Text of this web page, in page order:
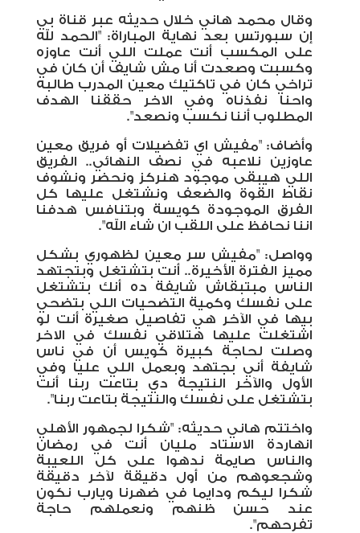
وقال محمد هاني خلال حديثه عبر قناة بي
إن سبورتس بعد نهاية المباراة: "الحمد لله
على المكسب أنت عملت اللي أنت عاوزه
وكسبت وصعدت أنا مش شايف أن كان في
تراخي كان في تاكتيك معين المدرب طالبه
واحنا نفذناه وفي الاخر حققنا الهدف
المطلوب أننا نكسب ونصعد".
وأضاف: "مفيش اي تفضيلات أو فريق معين
عاوزين نلاعبه في نصف النهائي.. الفريق
اللي هيبقى موجود هنركز ونحضر ونشوف
نقاط القوة والضعف ونشتغل عليها كل
الفرق الموجودة كويسة وبتنافس هدفنا
اننا نحافظ على اللقب ان شاء الله".
وواصل: "مفيش سر معين لظهوري بشكل
مميز الفترة الأخيرة.. أنت بتشتغل وبتجتهد
الناس مبتبقاش شايفة ده أنك بتشتغل
على نفسك وكمية التضحيات اللي بتضحي
بيها في الآخر هي تفاصيل صغيرة أنت لو
اشتغلت عليها هتلاقي نفسك في الاخر
وصلت لحاجة كبيرة كويس أن في ناس
شايفة أني بجتهد وبعمل اللي عليا وفي
الأول والآخر النتيجة دي بتاعت ربنا أنت
بتشتغل على نفسك والنتيجة بتاعت ربنا".
واختتم هاني حديثه: "شكرا لجمهور الأهلي
انهاردة الاستاد مليان أنت في رمضان
والناس صايمة ندهوا على كل اللعيبة
وشجعوهم من أول دقيقة لآخر دقيقة
شكرا ليكم ودايما في ضهرنا ويارب نكون
عند حسن ظنهم ونعملهم حاجة
تفرحهم".